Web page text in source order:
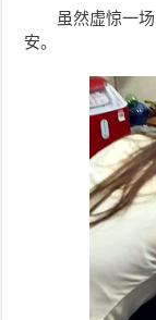
虽然虚惊一
安。